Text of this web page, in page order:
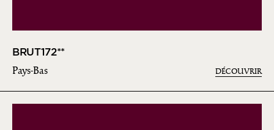
BRUT172**
Pays-Bas DÉCOUVRIR